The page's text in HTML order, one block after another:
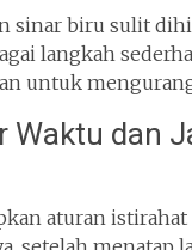
sinar biru sulit
langkah
untuk
Waktu dan
aturan istirahat